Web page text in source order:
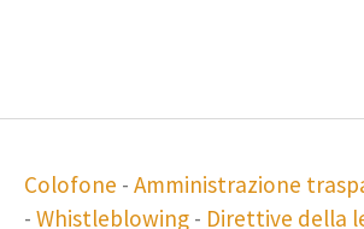
Colofone - Amministrazione
- Whistleblowing - Direttive della